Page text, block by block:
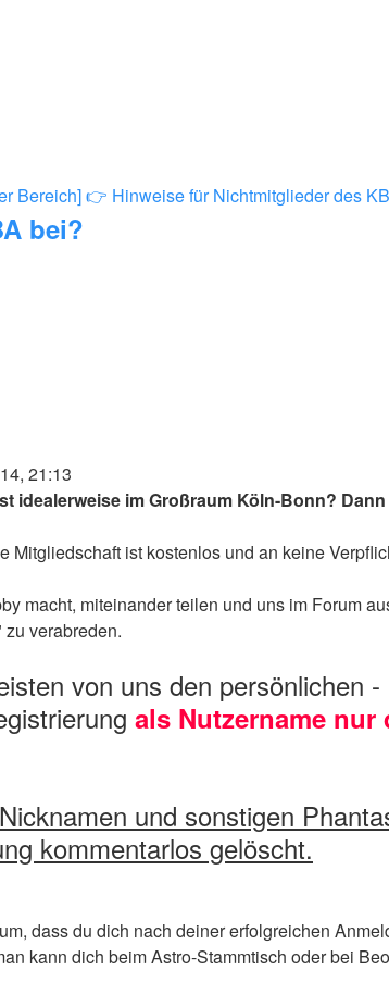
Bereich]👉 Hinweise für Nichtmitglieder des
bei?
21:13
idealerweise im Großraum Köln-Bonn?
Mitgliedschaft ist kostenlos und an keine
macht, miteinander teilen und uns im Forum
verabreden.
von uns den persönlichen
als Nutzername nur
und sonstigen
kommentarlos gelöscht.
dass du dich nach deiner erfolgreichen
kann dich beim Astro-Stammtisch oder bei